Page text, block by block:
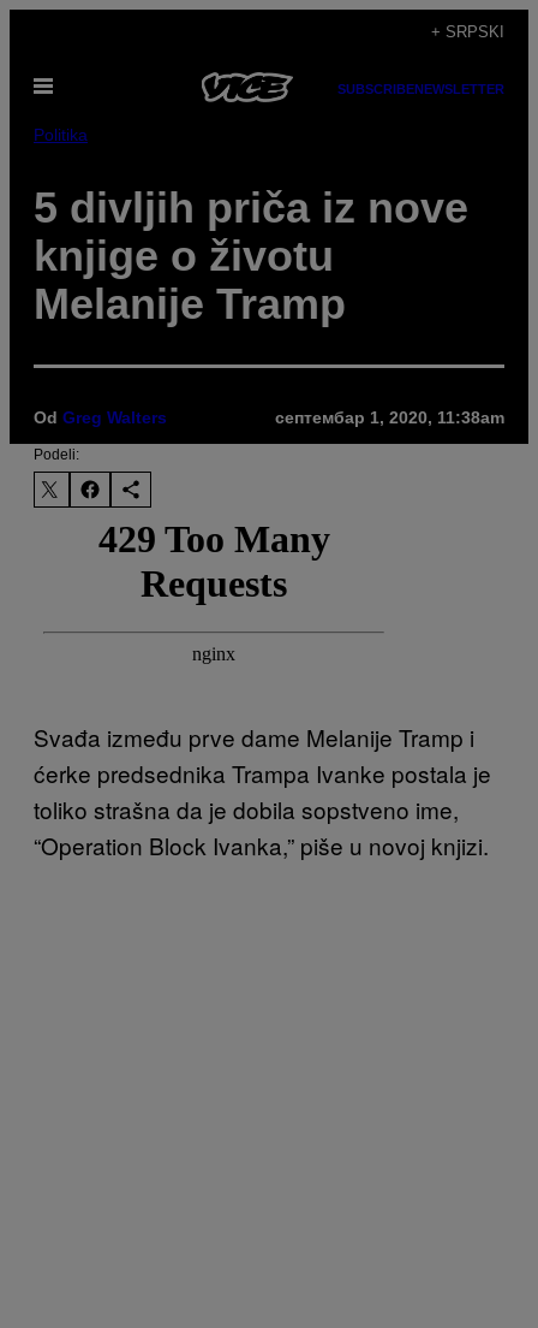
садржај
+ SRPSKI
Otvori
SUBSCRIBENEWSLETTER
Politika
5 divljih priča iz nove
knjige o životu
Melanije Tramp
Od Greg Walters септембар 1, 2020, 11:38am
Podeli:
Svađa između prve dame Melanije Tramp i
ćerke predsednika Trampa Ivanke postala je
toliko strašna da je dobila sopstveno ime,
“Operation Block Ivanka,” piše u novoj knjizi.